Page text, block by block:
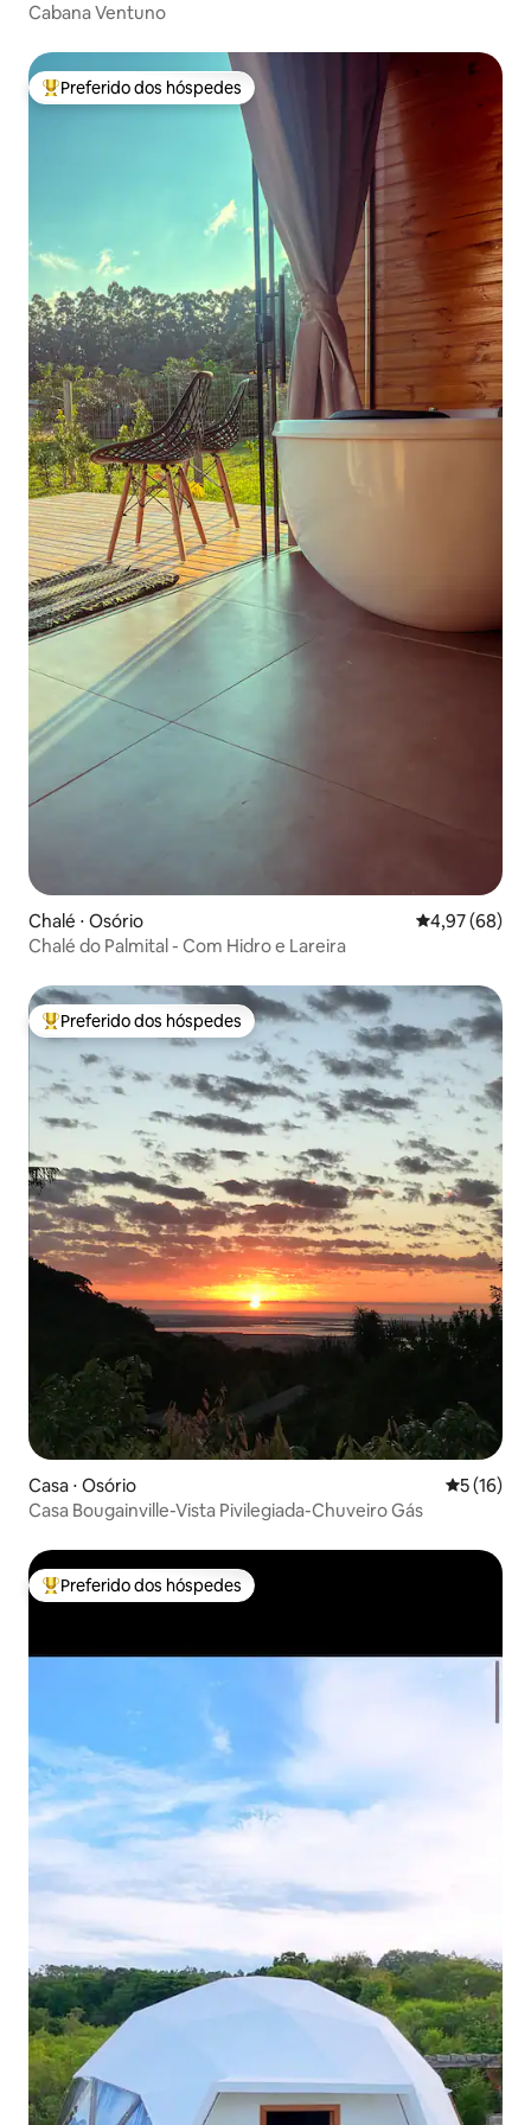
Cabana Ventuno
Entre os melhores preferidos dos hóspedes
Preferido dos hóspedes
Chalé ⋅ Osório 4,97 de uma
4,97 (68)
Chalé do Palmital - Com Hidro e Lareira
Entre os melhores preferidos dos hóspedes
Preferido dos hóspedes
Casa ⋅ Osório 5 de uma
5 (16)
Casa Bougainville-Vista Pivilegiada-Chuveiro Gás
Entre os melhores preferidos dos hóspedes
Preferido dos hóspedes